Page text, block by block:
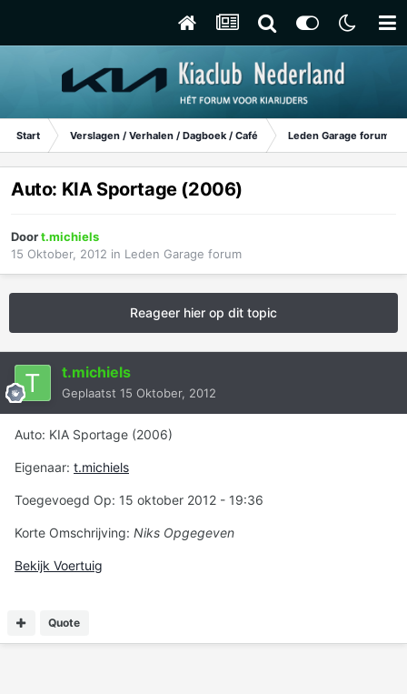
Start Verslagen / Verhalen / Dagboek / Café Leden Garage forum
Auto: KIA Sportage (2006)
Doort.michiels
15 Oktober, 2012 in Leden Garage forum
Reageer hier op dit topic
t.michiels
Geplaatst 15 Oktober, 2012
Auto: KIA Sportage (2006)
Eigenaar: t.michiels
Toegevoegd Op: 15 oktober 2012 - 19:36
Korte Omschrijving: Niks Opgegeven
Bekijk Voertuig
Quote